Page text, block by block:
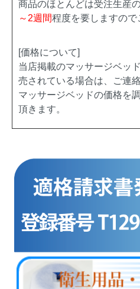
商品のほとんどは受注生産
～2週間程度を要しますので
[価格について]
当店掲載のマッサージベッ
売されている場合は、ご連絡
マッサージベッドの価格を
頂きます。